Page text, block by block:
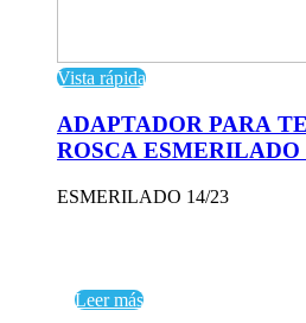
Vista rápida
ADAPTADOR PARA
ROSCA ESMERILADO
ESMERILADO 14/23
Leer más